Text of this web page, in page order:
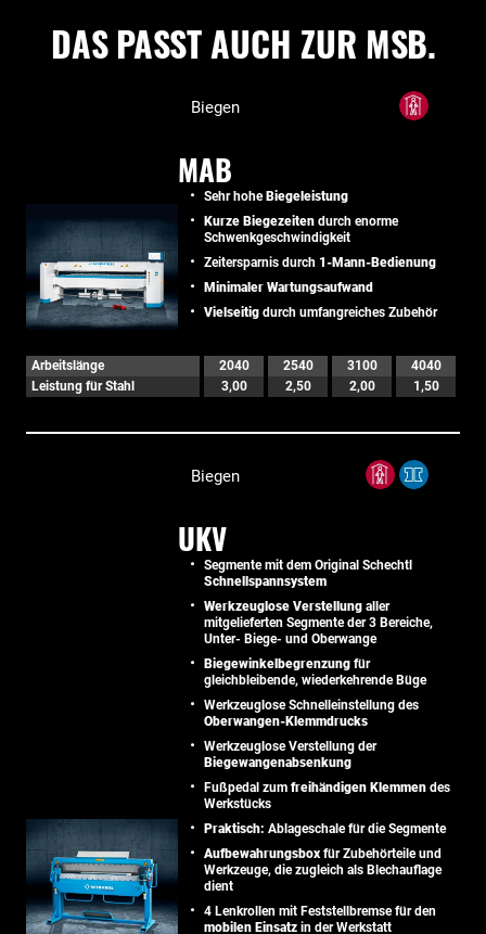
DAS PASST AUCH ZUR MSB.
Biegen
MAB
Sehr hohe Biegeleistung
Kurze Biegezeiten durch enorme
Schwenkgeschwindigkeit
Zeitersparnis durch 1-Mann-Bedienung
Minimaler Wartungsaufwand
Vielseitig durch umfangreiches Zubehör
Arbeitslänge 2040 2540 3100
4040
Leistung für Stahl
3,00 2,50 2,00 1,50
Biegen
UKV
Segmente mit dem Original Schechtl
Schnellspannsystem
Werkzeuglose Verstellung aller
mitgelieferten Segmente der 3 Bereiche,
Unter- Biege- und Oberwange
Biegewinkelbegrenzung für
gleichbleibende, wiederkehrende Büge
Werkzeuglose Schnelleinstellung des
Oberwangen-Klemmdrucks
Werkzeuglose Verstellung der
Biegewangenabsenkung
Fußpedal zum freihändigen Klemmen des
Werkstücks
Praktisch: Ablageschale für die Segmente
Aufbewahrungsbox für Zubehörteile und
Werkzeuge, die zugleich als Blechauflage
dient
4 Lenkrollen mit Feststellbremse für den
mobilen Einsatz in der Werkstatt